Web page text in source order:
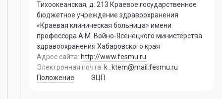
Тихоокеанская, д. 213 Краевое государственное
бюджетное учреждение здравоохранения
«Краевая клиническая больница» имени
профессора А.М. Войно-Ясенецкого министерства
здравоохранения Хабаровского края
Адрес сайта: http://www.fesmu.ru
Электронная почта: k_ktem@mail.fesmu.ru
Положение
ЭЦП